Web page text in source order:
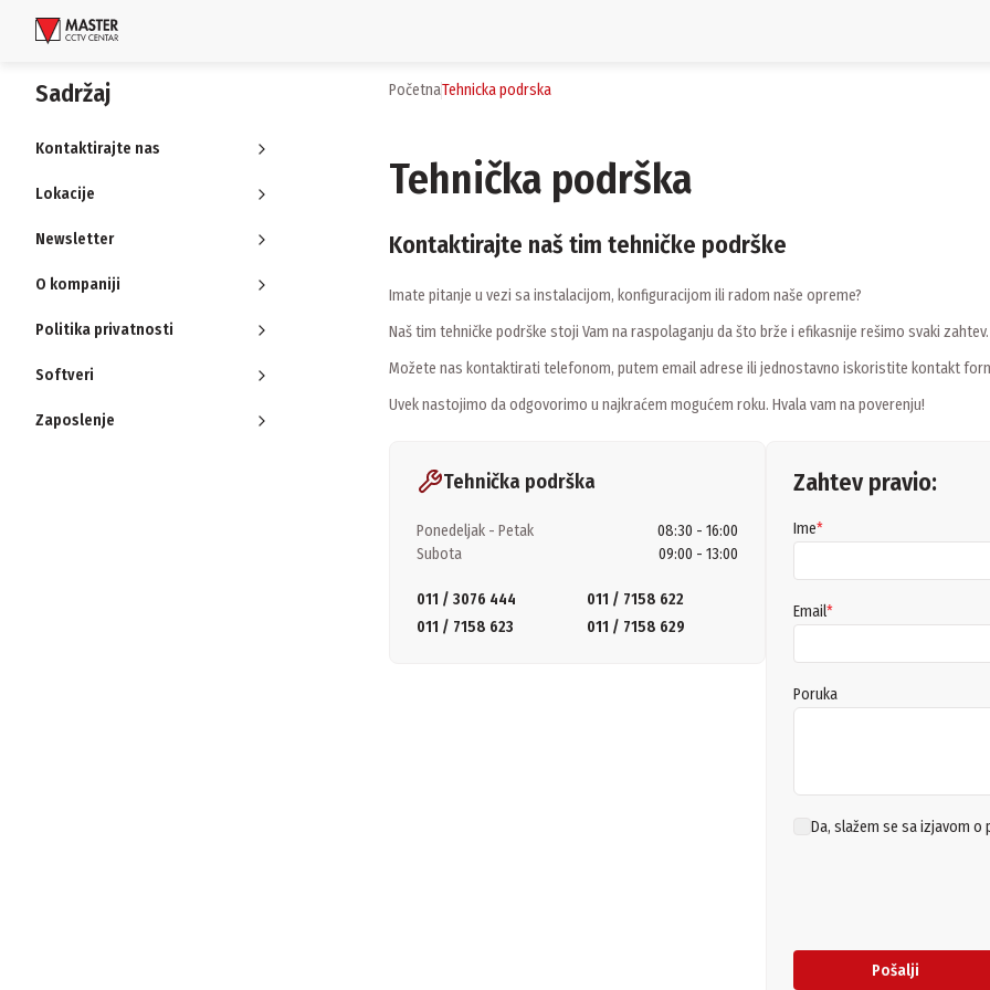
Uloguj se
Proizvodi
Brendovi
Aktuelnosti
Usluge i rešenja
Zaposlenje
Kontakti
Sadržaj
Kontaktirajte nas
Lokacije
Newsletter
O kompaniji
Politika privatnosti
Softveri
Zaposlenje
Početna tehnicka podrska
Tehnička podrška
Kontaktirajte naš tim tehničke podrške
Imate pitanje u vezi sa instalacijom, konfiguracijom ili radom naše opreme?
Naš tim tehničke podrške stoji Vam na raspolaganju da što brže i efikasnije rešimo svaki zahtev.
Možete nas kontaktirati telefonom, putem email adrese ili jednostavno iskoristite kontakt
Uvek nastojimo da odgovorimo u najkraćem mogućem roku. Hvala vam na poverenju!
Tehnička podrška
Ponedeljak - Petak
08:30 - 16:00
Subota
09:00 - 13:00
011 / 3076 444
011 / 7158 622
011 / 7158 623
011 / 7158 629
Zahtev pravio:
Ime*
Email*
Poruka
Da, slažem se sa izjavom o
Pošalji